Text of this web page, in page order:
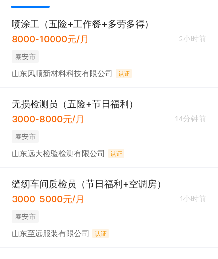
喷涂工（五险+工作餐+多劳多得）
8000-10000元/月
2小时前
泰安市
山东风顺新材料科技有限公司 认证
无损检测员（五险+节日福利）
3000-8000元/月
14分钟前
泰安市
山东远大检验检测有限公司 认证
缝纫车间质检员（节日福利+空调房）
3000-5000元/月
1小时前
泰安市
山东至远服装有限公司 认证